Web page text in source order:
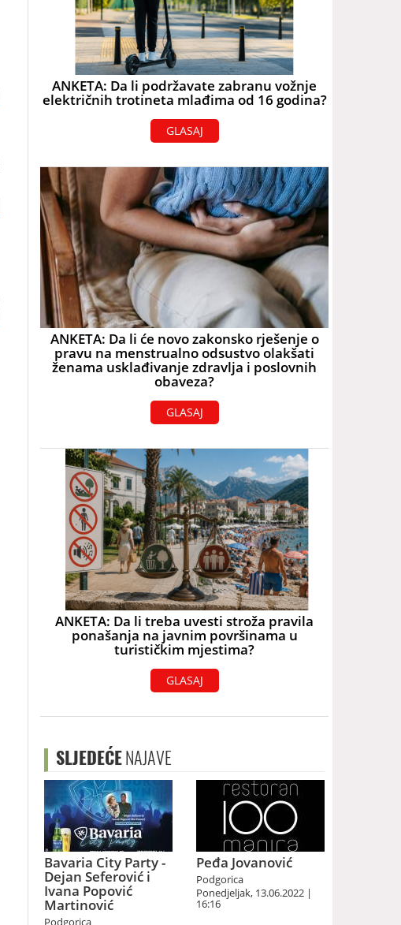
ANKETA: Da li podržavate zabranu vožnje
električnih trotineta mlađima od 16 godina?
GLASAJ
ANKETA: Da li će novo zakonsko rješenje o
pravu na menstrualno odsustvo olakšati
ženama usklađivanje zdravlja i poslovnih
obaveza?
GLASAJ
ANKETA: Da li treba uvesti stroža pravila
ponašanja na javnim površinama u
turističkim mjestima?
GLASAJ
SLJEDEĆENAJAVE
Bavaria City Party -
Dejan Seferović i
Ivana Popović
Martinović
Podgorica
Peđa Jovanović
Podgorica
Ponedjeljak, 13.06.2022 |
16:16